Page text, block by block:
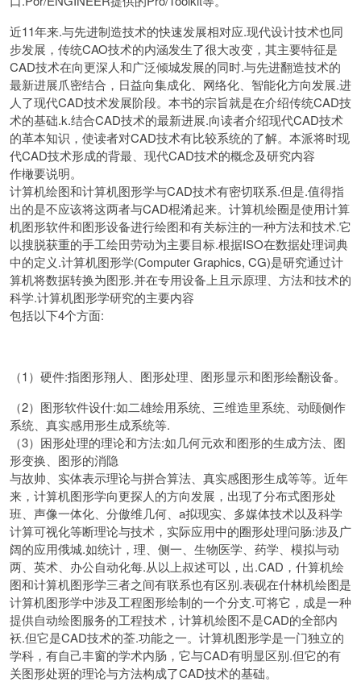
近11年来.与先进制造技术的快速发展相对应.现代设计技术也同
步发展，传统CAO技术的内涵发生了很大改变，其主要特征是
CAD技术在向更深人和广泛倾城发展的同时.与先进翻造技术的
最新进展爪密结合，日益向集成化、网络化、智能化方向发展.进
人了现代CAD技术发展阶段。本书的宗旨就是在介绍传统CAD技
术的基础.k.结合CAD技术的最新进展.向读者介绍现代CAD技术
的革本知识，使读者对CAD技术有比较系统的了解。本派将时现
代CAD技术形成的背最、现代CAD技术的概念及研究内容
作橄要说明。
计算机绘图和计算机图形学与CAD技术有密切联系.但是.值得指
出的是不应该将这两者与CAD棍淆起来。计算机绘圈是使用计算
机图形软件和图形设备进行绘图和有关标注的一种方法和技术.它
以搜脱获重的手工绘田劳动为主要目标.根据ISO在数据处理词典
中的定义.计算机图形学(Computer Graphics, CG)是研究通过计
算机将数据转换为图形.并在专用设备上且示原理、方法和技术的
科学.计算机图形学研究的主要内容
包括以下4个方面:
（1）硬件:指图形翔人、图形处理、图形显示和图形绘翻设备。
（2）图形软件设什:如二雄绘用系统、三维造里系统、动颐侧作
系统、真实感用形生成系统等.
（3）困形处理的理论和方法:如几何元欢和图形的生成方法、图
形变换、图形的消隐
与故帅、实体表示理论与拼合算法、真实感图形生成等等。近年
来，计算机图形学向更探人的方向发展，出现了分布式图形处
班、声像一体化、分傲维几何、a拟现实、多媒体技术以及科学
计算可视化等断理论与技术，实际应用中的圈形处理问肠:涉及广
阔的应用俄城.如统计，理、侧一、生物医学、药学、模拟与动
两、英术、办公自动化每.从以上叔述可以，出.CAD，什算机绘
图和计算机图形学三者之间有联系也有区别.表砚在什林机绘图是
计算机图形学中涉及工程图形绘制的一个分支.可将它，成是一种
提供自动绘图服务的工程技术，计算机绘图不是CAD的全部内
袄.但它是CAD技术的荃.功能之一。计算机图形学是一门独立的
学科，有自己丰窗的学术内肠，它与CAD有明显区别.但它的有
关图形处斑的理论与方法构成了CAD技术的基础。